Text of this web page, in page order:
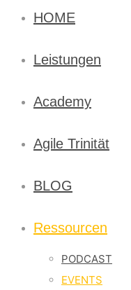
HOME
Leistungen
Academy
Agile Trinität
BLOG
Ressourcen
PODCAST
EVENTS